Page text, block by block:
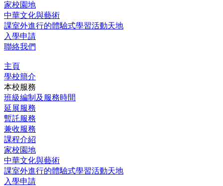
家校園地
中華文化與藝術
課室外進行的體驗式學習活動天地
入學申請
聯絡我們
主頁
學校簡介
本校服務
班級編制及服務時間
延展服務
暫託服務
兼收服務
課程介紹
家校園地
中華文化與藝術
課室外進行的體驗式學習活動天地
入學申請